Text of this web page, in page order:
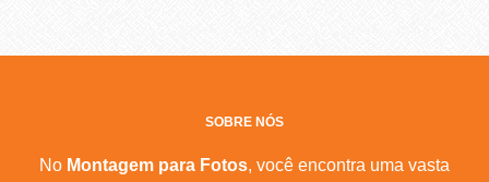
SOBRE NÓS
No Montagem para Fotos, você encontra uma vasta